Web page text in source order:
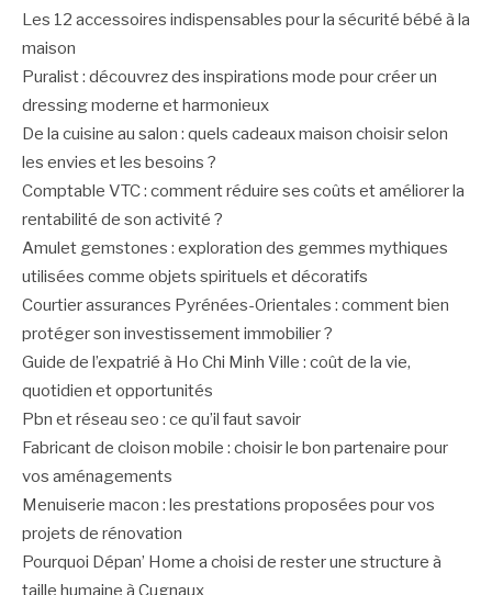
Les 12 accessoires indispensables pour la sécurité bébé à la
maison
Puralist : découvrez des inspirations mode pour créer un
dressing moderne et harmonieux
De la cuisine au salon : quels cadeaux maison choisir selon
les envies et les besoins ?
Comptable VTC : comment réduire ses coûts et améliorer la
rentabilité de son activité ?
Amulet gemstones : exploration des gemmes mythiques
utilisées comme objets spirituels et décoratifs
Courtier assurances Pyrénées-Orientales : comment bien
protéger son investissement immobilier ?
Guide de l’expatrié à Ho Chi Minh Ville : coût de la vie,
quotidien et opportunités
Pbn et réseau seo : ce qu’il faut savoir
Fabricant de cloison mobile : choisir le bon partenaire pour
vos aménagements
Menuiserie macon : les prestations proposées pour vos
projets de rénovation
Pourquoi Dépan’ Home a choisi de rester une structure à
taille humaine à Cugnaux